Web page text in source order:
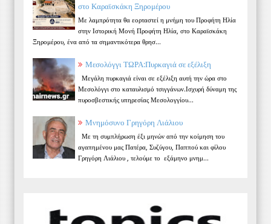
στο Καραϊσκάκη Ξηρομέρου
Με λαμπρότητα θα εορταστεί η μνήμη του Προφήτη Ηλία
στην Ιστορική Μονή Προφήτη Ηλία, στο Καραϊσκάκη
Ξηρομέρου, ένα από τα σημαντικότερα θρησ...
Μεσολόγγι ΤΩΡΑ:Πυρκαγιά σε εξέλιξη
Μεγάλη πυρκαγιά είναι σε εξέλιξη αυτή την ώρα στο
Μεσολόγγι στο καταυλισμό τσιγγάνων.Ισχυρή δύναμη της
πυροσβεστικής υπηρεσίας Μεσολογγίου...
Μνημόσυνο Γρηγόρη Λιάλιου
Με τη συμπλήρωση έξι μηνών από την κοίμηση του
αγαπημένου μας Πατέρα, Συζύγου, Παππού και φίλου
Γρηγόρη Λιάλιου , τελούμε το εξάμηνο μνημ...